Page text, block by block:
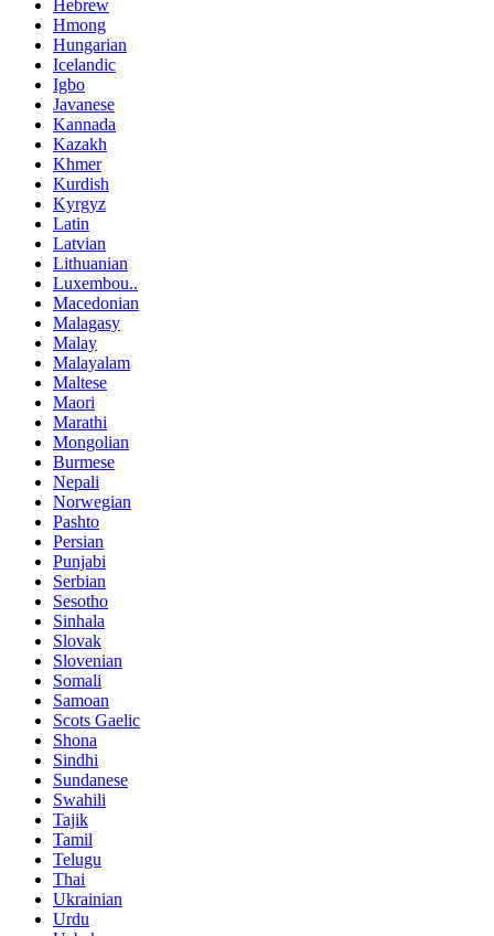
Hebrew
Hmong
Hungarian
Icelandic
Igbo
Javanese
Kannada
Kazakh
Khmer
Kurdish
Kyrgyz
Latin
Latvian
Lithuanian
Luxembou..
Macedonian
Malagasy
Malay
Malayalam
Maltese
Maori
Marathi
Mongolian
Burmese
Nepali
Norwegian
Pashto
Persian
Punjabi
Serbian
Sesotho
Sinhala
Slovak
Slovenian
Somali
Samoan
Scots Gaelic
Shona
Sindhi
Sundanese
Swahili
Tajik
Tamil
Telugu
Thai
Ukrainian
Urdu